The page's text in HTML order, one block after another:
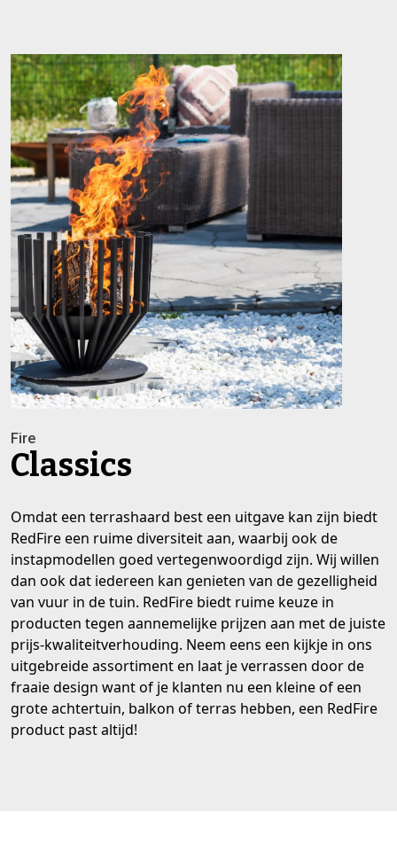
Fire
Classics
Omdat een terrashaard best een uitgave kan zijn biedt
RedFire een ruime diversiteit aan, waarbij ook de
instapmodellen goed vertegenwoordigd zijn. Wij willen
dan ook dat iedereen kan genieten van de gezelligheid
van vuur in de tuin. RedFire biedt ruime keuze in
producten tegen aannemelijke prijzen aan met de juiste
prijs-kwaliteitverhouding. Neem eens een kijkje in ons
uitgebreide assortiment en laat je verrassen door de
fraaie design want of je klanten nu een kleine of een
grote achtertuin, balkon of terras hebben, een RedFire
product past altijd!